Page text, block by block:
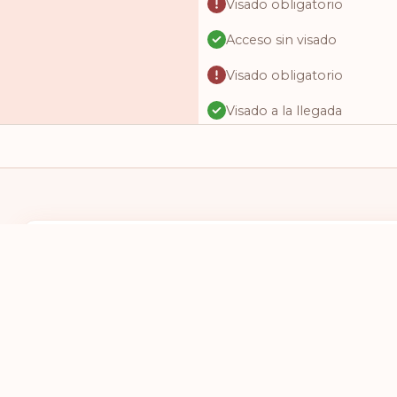
Visado obligatorio
Acceso sin visado
Visado obligatorio
Visado a la llegada